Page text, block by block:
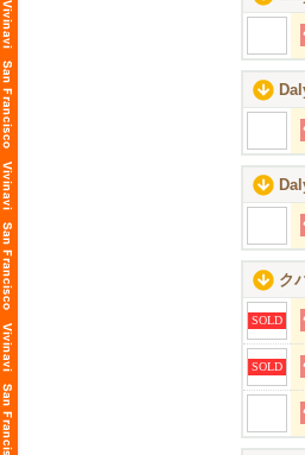
ク
SOLD
SOLD